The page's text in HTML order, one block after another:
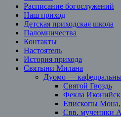
Расписание богослужений
Наш приход
Детская приходская школа
Паломничества
Контакты
Настоятель
История прихода
Святыни Милана
Дуомо —
Святой Гвоздь
Фекла
Епископы
Свв. мученики